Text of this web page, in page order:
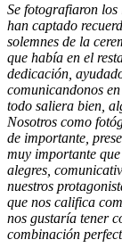
Se fotografiaron los
han captado
solemnes de la
que había en el
dedicación,
comunicandonos
todo saliera bien,
Nosotros como
de importante,
muy importante
alegres,
nuestros
que nos califica
nos gustaría tener
combinación